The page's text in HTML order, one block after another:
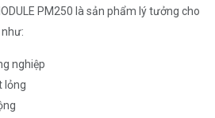
PM250 là sản phẩm lý tưởng cho
nghiệp
lỏng